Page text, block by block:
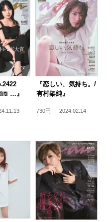
…』
『恋しい、気持ち。/
有村架純』
730円 — 2024.02.14